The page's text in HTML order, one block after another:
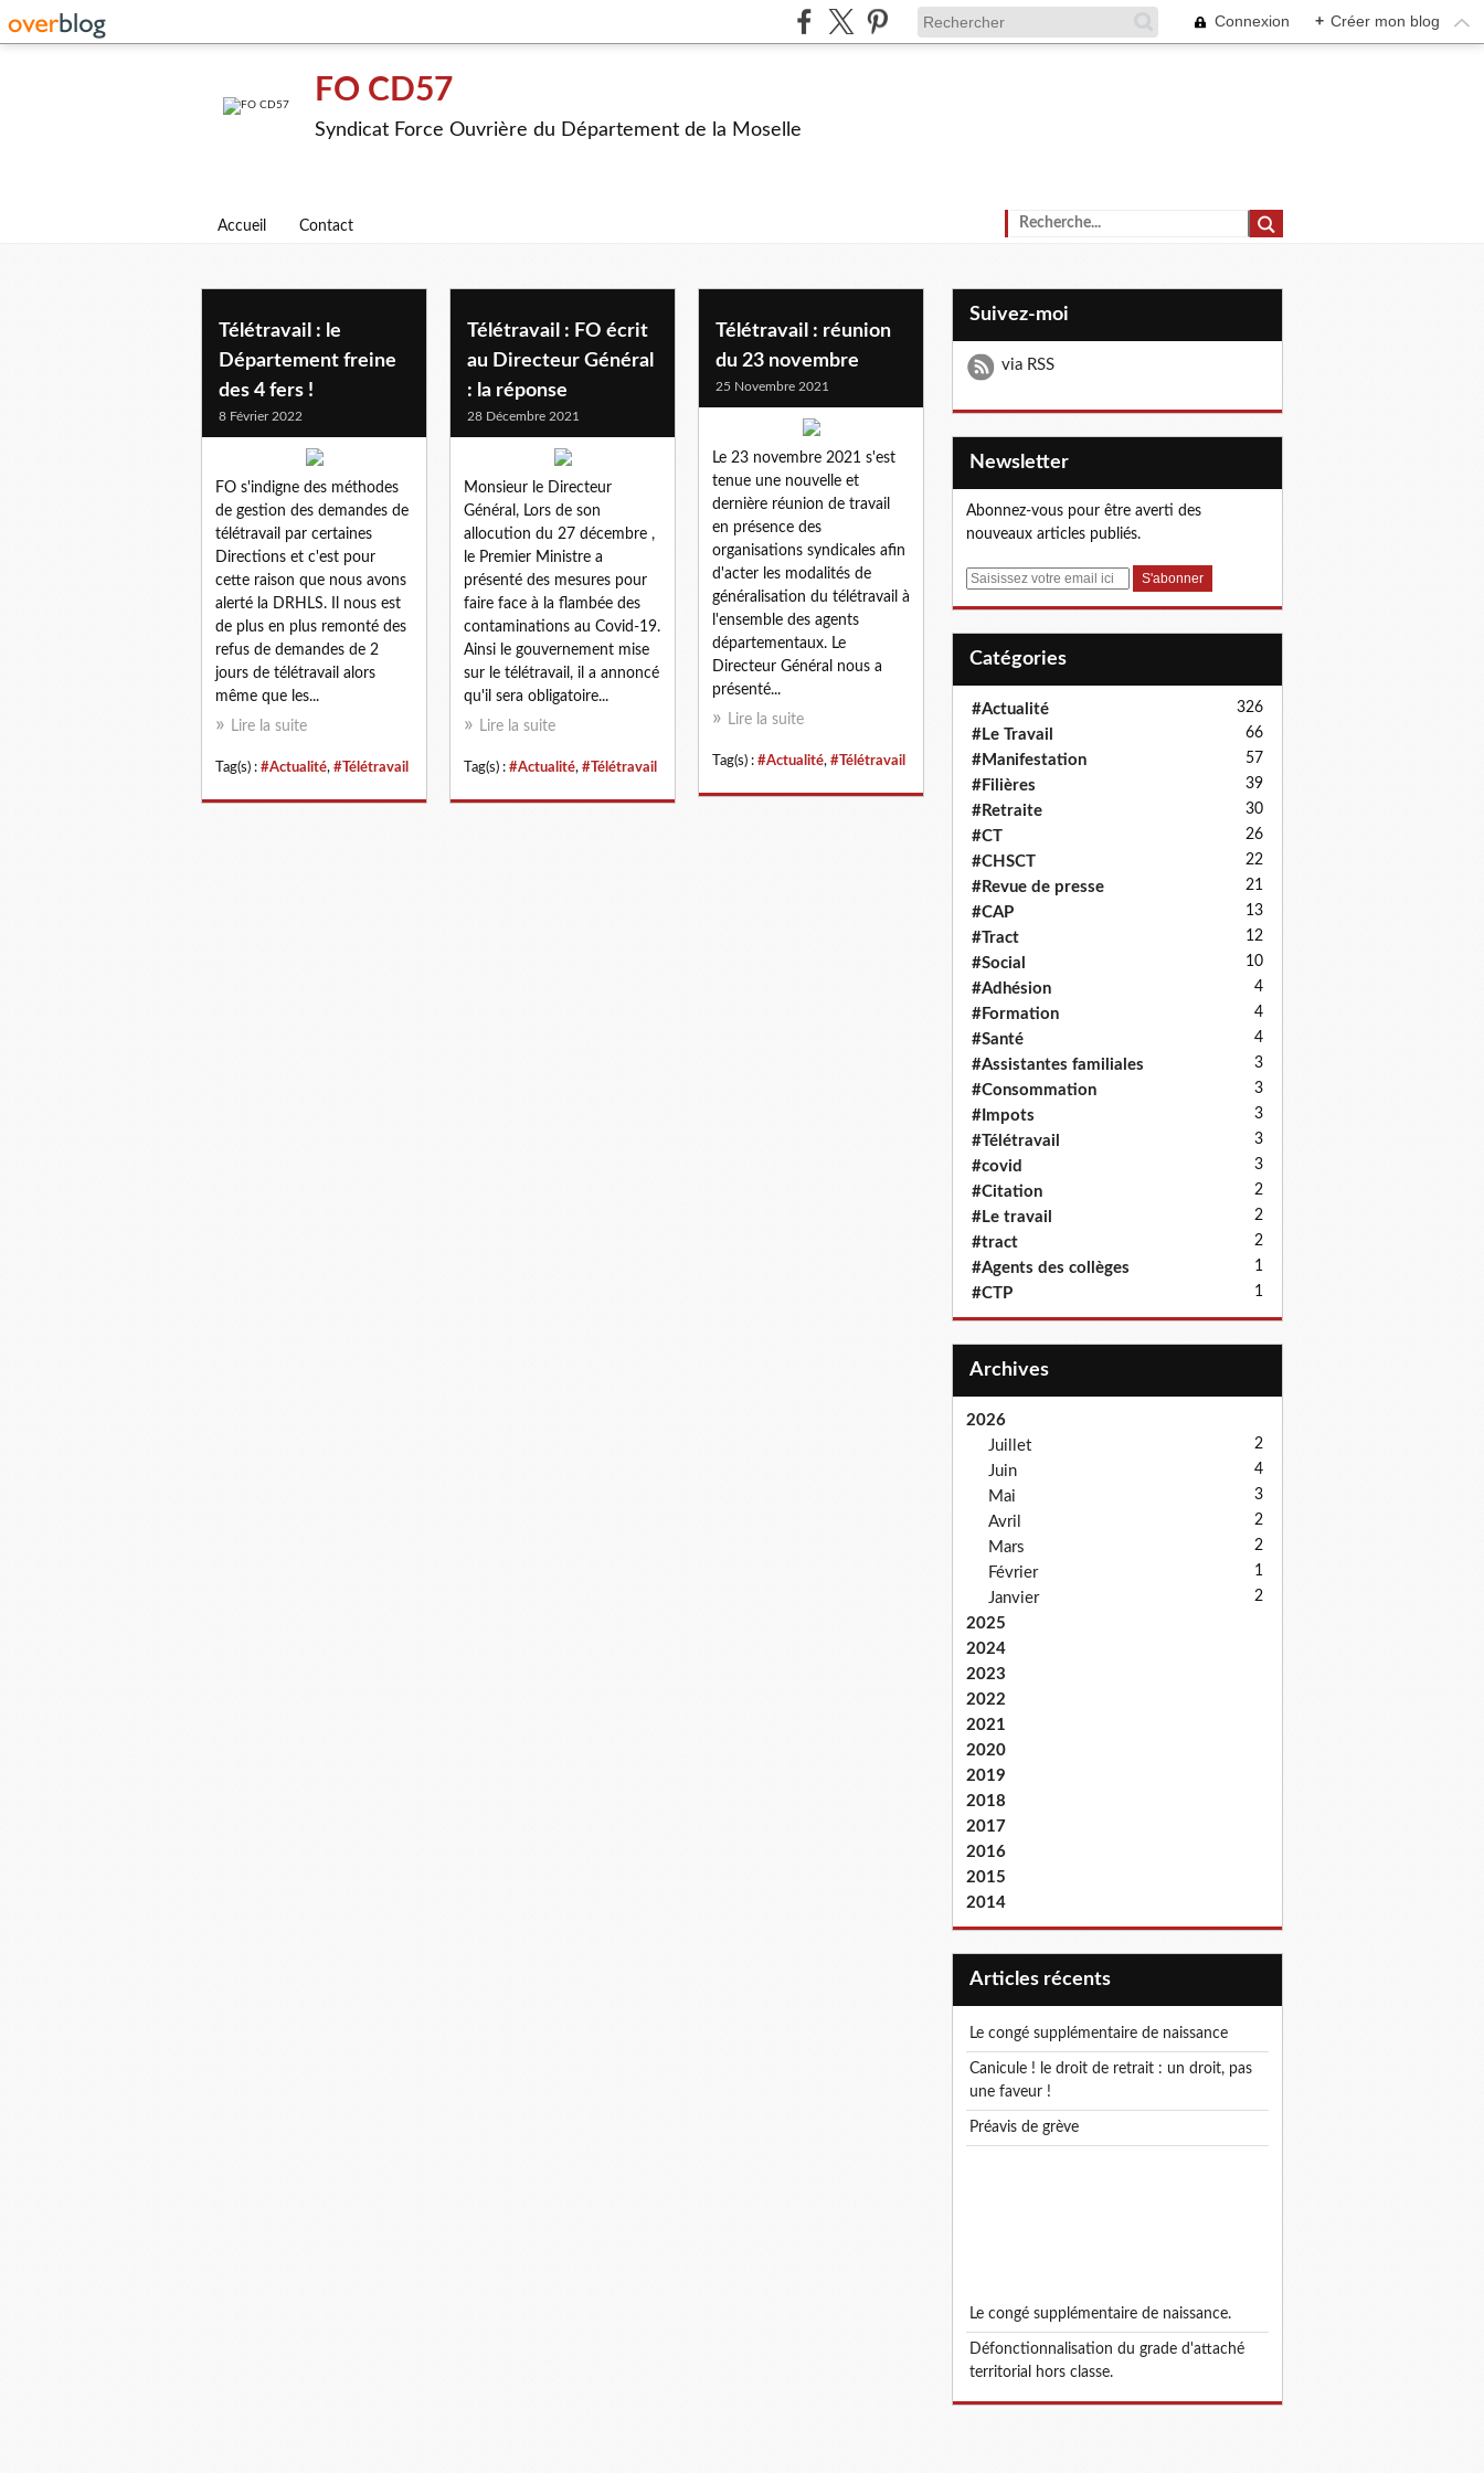
Connexion + Créer mon blog
FO CD57
Syndicat Force Ouvrière du Département de la Moselle
Accueil Contact
teletravail
Télétravail : le
Département freine
des 4 fers !
8 Février 2022
FO s'indigne des méthodes
de gestion des demandes de
télétravail par certaines
Directions et c'est pour
cette raison que nous avons
alerté la DRHLS. Il nous est
de plus en plus remonté des
refus de demandes de 2
jours de télétravail alors
même que les...
Lire la suite
Tag(s) : #Actualité, #Télétravail
Télétravail : FO écrit
au Directeur Général
: la réponse
28 Décembre 2021
Monsieur le Directeur
Général, Lors de son
allocution du 27 décembre ,
le Premier Ministre a
présenté des mesures pour
faire face à la flambée des
contaminations au Covid-19.
Ainsi le gouvernement mise
sur le télétravail, il a annoncé
qu'il sera obligatoire...
Lire la suite
Tag(s) : #Actualité, #Télétravail
Télétravail : réunion
du 23 novembre
25 Novembre 2021
Le 23 novembre 2021 s'est
tenue une nouvelle et
dernière réunion de travail
en présence des
organisations syndicales afin
d'acter les modalités de
généralisation du télétravail à
l'ensemble des agents
départementaux. Le
Directeur Général nous a
présenté...
Lire la suite
Tag(s) : #Actualité, #Télétravail
Suivez-moi
via RSS
Newsletter
Abonnez-vous pour être averti des
nouveaux articles publiés.
E
Catégories
#Actualité 326
#Le Travail 66
#Manifestation 57
#Filières 39
#Retraite 30
#CT 26
#CHSCT 22
#Revue de presse 21
#CAP 13
#Tract 12
#Social 10
#Adhésion 4
#Formation 4
#Santé 4
#Assistantes familiales 3
#Consommation 3
#Impots 3
#Télétravail 3
#covid 3
#Citation 2
#Le travail 2
#tract 2
#Agents des collèges 1
#CTP 1
Archives
2026
Juillet
2
Juin 4
Mai 3
Avril 2
Mars 2
Février 1
Janvier 2
2025
2024
2023
2022
2021
2020
2019
2018
2017
2016
2015
2014
articles récents
le congé supplémentaire de naissance
canicule ! le droit de retrait : un droit, pas
une faveur !
préavis de grève
le congé supplémentaire de naissance.
défonctionnalisation du grade d'attaché
territorial hors classe.